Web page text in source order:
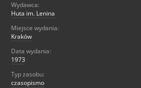
Wydawca:
Huta im. Lenina
Miejsce wydania:
Kraków
Data wydania:
1973
Typ zasobu:
czasopismo